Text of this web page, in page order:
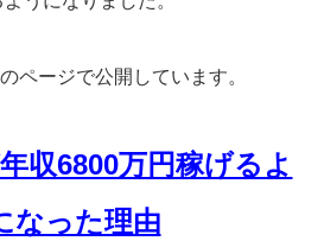
ページで公開しています。
収6800万円稼げるよ
なった理由